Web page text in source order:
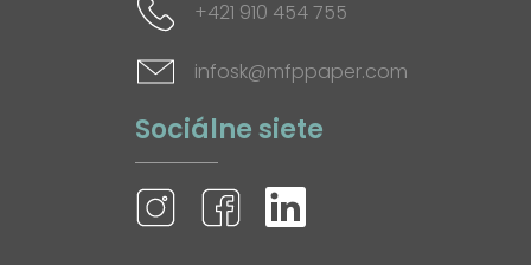
+421 910 454 755
infosk@mfppaper.com
Sociálne siete